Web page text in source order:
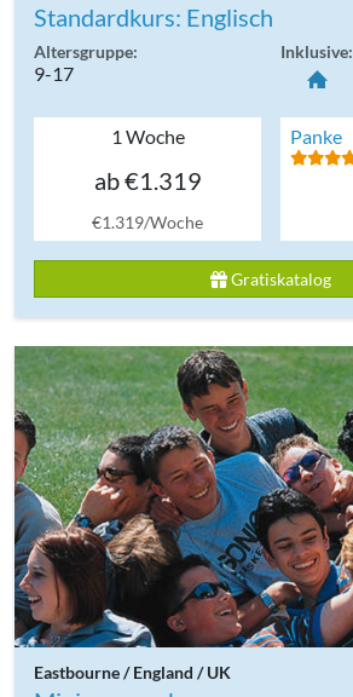
Standardkurs: Englisch
Altersgruppe:
9-17
Inklusive:
1 Woche
ab €1.319
€1.319/Woche
Panke
Gratiskatalog
Eastbourne / England / UK